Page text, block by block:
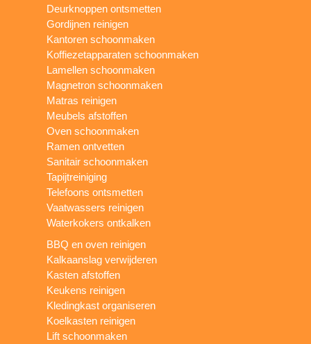
Deurknoppen ontsmetten
Gordijnen reinigen
Kantoren schoonmaken
Koffiezetapparaten schoonmaken
Lamellen schoonmaken
Magnetron schoonmaken
Matras reinigen
Meubels afstoffen
Oven schoonmaken
Ramen ontvetten
Sanitair schoonmaken
Tapijtreiniging
Telefoons ontsmetten
Vaatwassers reinigen
Waterkokers ontkalken
BBQ en oven reinigen
Kalkaanslag verwijderen
Kasten afstoffen
Keukens reinigen
Kledingkast organiseren
Koelkasten reinigen
Lift schoonmaken